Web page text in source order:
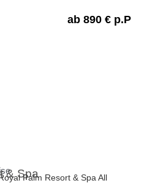
ab 890 € p.P
& SpaPalm Resort & Spa All